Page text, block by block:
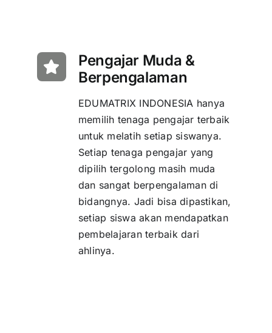
Pengajar Muda &
Berpengalaman
EDUMATRIX INDONESIA hanya
memilih tenaga pengajar terbaik
untuk melatih setiap siswanya.
Setiap tenaga pengajar yang
dipilih tergolong masih muda
dan sangat berpengalaman di
bidangnya. Jadi bisa dipastikan,
setiap siswa akan mendapatkan
pembelajaran terbaik dari
ahlinya.